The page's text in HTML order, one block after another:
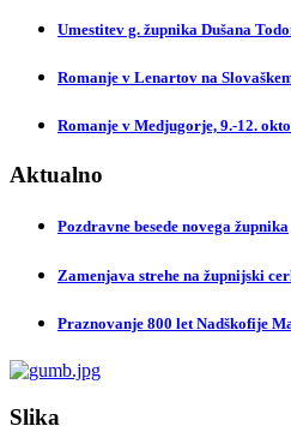
Umestitev g. župnika Dušana
Romanje v Lenartov na
Romanje v Medjugorje, 9.-12.
Aktualno
Pozdravne besede novega župnika
Zamenjava strehe na župnijski
Praznovanje 800 let Nadškofije
Slika